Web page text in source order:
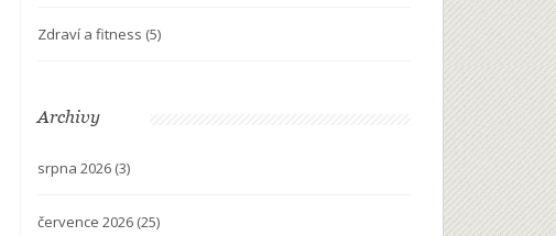
Zdraví a fitness (5)
Archivy
srpna 2026 (3)
července 2026 (25)